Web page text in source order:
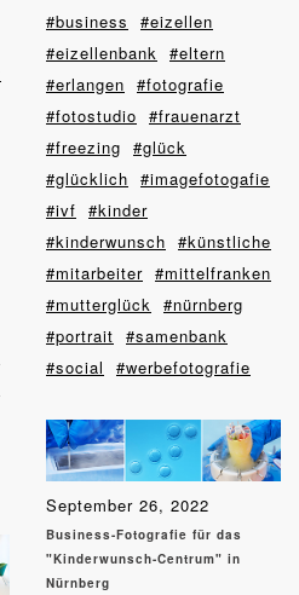
#business
#eizellen
#eizellenbank #eltern
#erlangen #fotografie
#fotostudio #frauenarzt
#freezing #glück
#glücklich #imagefotogafie
#ivf #kinder
#kinderwunsch #künstliche
#mitarbeiter #mittelfranken
#mutterglück #nürnberg
#portrait #samenbank
#social
#werbefotografie
September 26, 2022
Business-Fotografie für das
"Kinderwunsch-Centrum" in
Nürnberg